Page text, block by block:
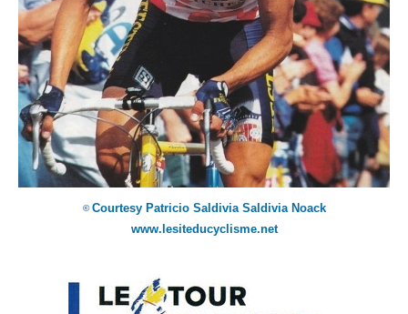
© Courtesy Patricio Saldivia Saldivia Noack
www.lesiteducyclisme.net